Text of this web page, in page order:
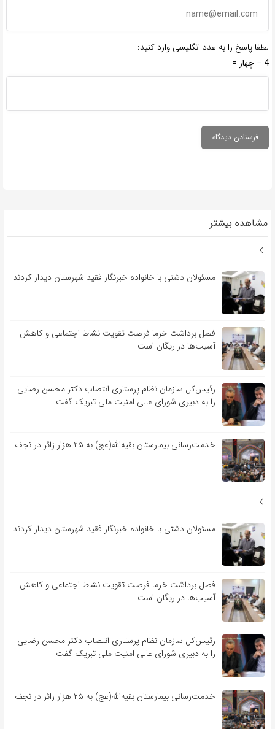
لطفا پاسخ را به عدد انگلیسی وارد کنید:
4 − چهار =
مشاهده بیشتر
مسئولان دشتی با خانواده خبرنگار فقید شهرستان دیدار کردند
فصل برداشت خرما فرصت تقویت نشاط اجتماعی و کاهش
آسیب‌ها در ریگان است
رئیس‌کل سازمان نظام پرستاری انتصاب دکتر محسن رضایی
را به دبیری شورای عالی امنیت ملی تبریک گفت
خدمت‌رسانی بیمارستان بقیه‌الله(عج) به ۲۵ هزار زائر در نجف
مسئولان دشتی با خانواده خبرنگار فقید شهرستان دیدار کردند
فصل برداشت خرما فرصت تقویت نشاط اجتماعی و کاهش
آسیب‌ها در ریگان است
رئیس‌کل سازمان نظام پرستاری انتصاب دکتر محسن رضایی
را به دبیری شورای عالی امنیت ملی تبریک گفت
خدمت‌رسانی بیمارستان بقیه‌الله(عج) به ۲۵ هزار زائر در نجف